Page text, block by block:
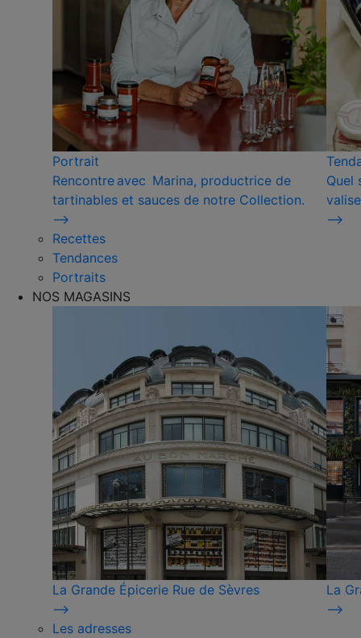
Portrait
Rencontre avec Marina, productrice de
tartinables et sauces de notre Collection.
⟶
Quel
⟶
Recettes
Tendances
Portraits
NOS MAGASINS
La Grande Épicerie Rue de Sèvres
⟶
La
⟶
Les adresses